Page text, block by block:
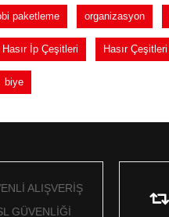
paketleme organizasyon
Hasır İp Çeşitleri Hasır Çeşitleri
biye
ALIŞVERİŞ
GÜVENLİĞİ